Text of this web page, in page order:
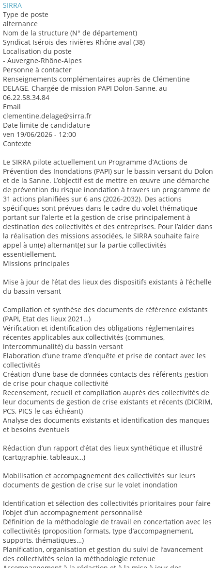
SIRRA
Type de poste
alternance
Nom de la structure (N° de département)
Syndicat Isérois des rivières Rhône aval (38)
Localisation du poste
- Auvergne-Rhône-Alpes
Personne à contacter
Renseignements complémentaires auprès de Clémentine
DELAGE, Chargée de mission PAPI Dolon-Sanne, au
06.22.58.34.84
Email
clementine.delage@sirra.fr
Date limite de candidature
ven 19/06/2026 - 12:00
Contexte
Le SIRRA pilote actuellement un Programme d’Actions de
Prévention des Inondations (PAPI) sur le bassin versant du Dolon
et de la Sanne. L’objectif est de mettre en œuvre une démarche
de prévention du risque inondation à travers un programme de
31 actions planifiées sur 6 ans (2026-2032). Des actions
spécifiques sont prévues dans le cadre du volet thématique
portant sur l’alerte et la gestion de crise principalement à
destination des collectivités et des entreprises. Pour l’aider dans
la réalisation des missions associées, le SIRRA souhaite faire
appel à un(e) alternant(e) sur la partie collectivités
essentiellement.
Missions principales
Mise à jour de l’état des lieux des dispositifs existants à l’échelle
du bassin versant
Compilation et synthèse des documents de référence existants
(PAPI, Etat des lieux 2021…)
Vérification et identification des obligations réglementaires
récentes applicables aux collectivités (communes,
intercommunalité) du bassin versant
Elaboration d’une trame d’enquête et prise de contact avec les
collectivités
Création d’une base de données contacts des référents gestion
de crise pour chaque collectivité
Recensement, recueil et compilation auprès des collectivités de
leur documents de gestion de crise existants et récents (DICRIM,
PCS, PICS le cas échéant)
Analyse des documents existants et identification des manques
et besoins éventuels
Rédaction d’un rapport d’état des lieux synthétique et illustré
(cartographie, tableaux…)
Mobilisation et accompagnement des collectivités sur leurs
documents de gestion de crise sur le volet inondation
Identification et sélection des collectivités prioritaires pour faire
l’objet d’un accompagnement personnalisé
Définition de la méthodologie de travail en concertation avec les
collectivités (proposition formats, type d’accompagnement,
supports, thématiques…)
Planification, organisation et gestion du suivi de l’avancement
des collectivités selon la méthodologie retenue